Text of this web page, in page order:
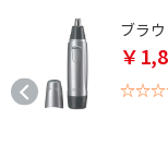
ブラ
￥